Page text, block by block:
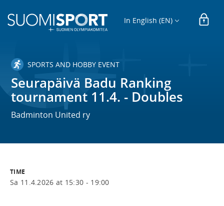
In English (EN)
SPORTS AND HOBBY EVENT
Seurapäivä Badu Ranking
tournament 11.4. - Doubles
Badminton United ry
TIME
Sa 11.4.2026 at 15:30 - 19:00